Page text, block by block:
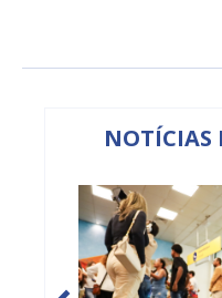
NOTÍCIAS